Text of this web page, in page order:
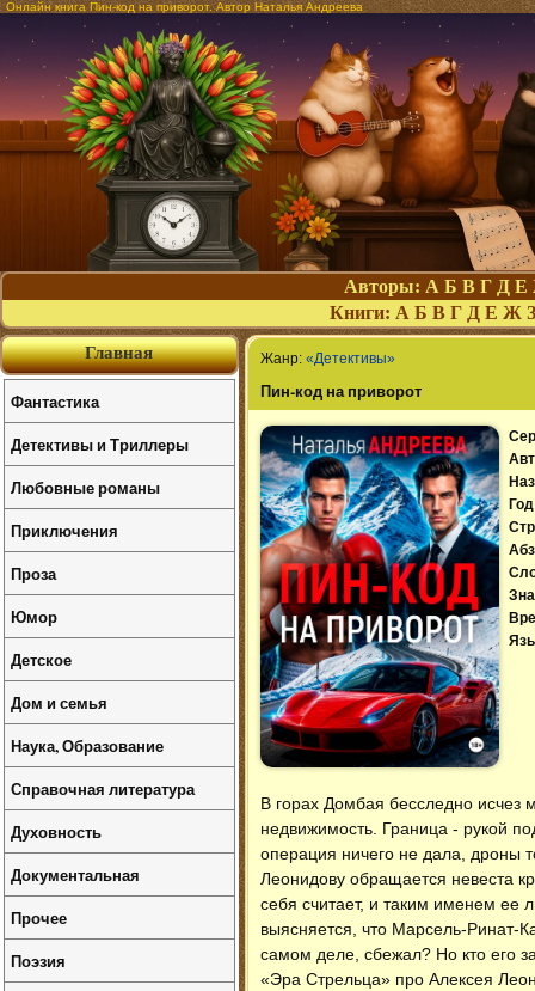
Онлайн книга Пин-код на приворот. Автор Наталья Андреева
Авторы: А Б В Г Д Е
Книги: А Б В Г Д Е Ж З
Жанр: «Детективы»
Пин-код на приворот
В горах Домбая бесследно
недвижимость. Граница - рукой
операция ничего не дала, дроны
Леонидову обращается невеста
себя считает, и таким именем ее
выясняется, что Марсель-
самом деле, сбежал? Но кто его
«Эра Стрельца» про Алексея
Главная
Фантастика
Детективы и Триллеры
Любовные романы
Приключения
Проза
Юмор
Детское
Дом и семья
Наука, Образование
Справочная литература
Духовность
Документальная
Прочее
Поэзия